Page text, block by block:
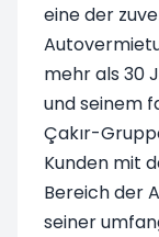
eine der
mehr als 30
und seinem
Çakır-
Kunden mit
Bereich der
seiner